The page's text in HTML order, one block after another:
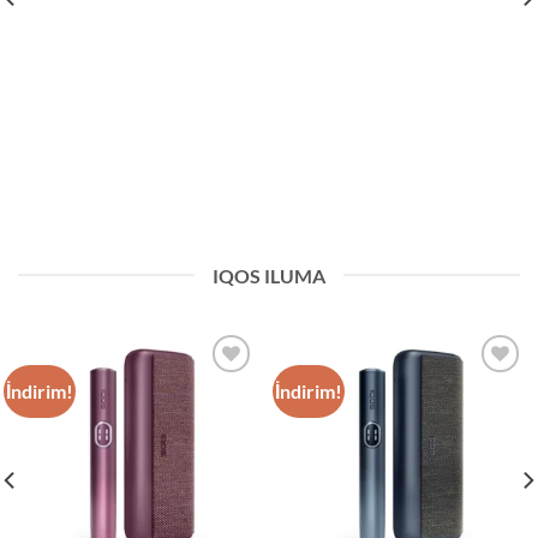
IQOS ILUMA
İndirim! İndirim!